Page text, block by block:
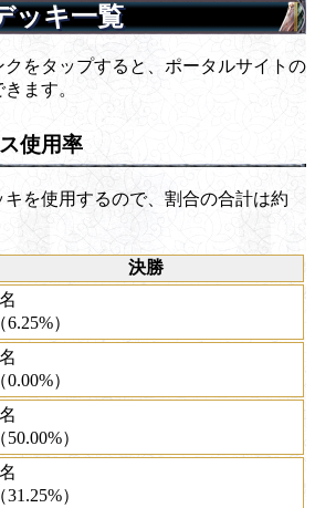
ッキ一覧
をタップすると、ポータルサイトの
ます。
使用率
を使用するので、割合の合計は約
決勝
（6.25%）
（0.00%）
（50.00%）
（31.25%）